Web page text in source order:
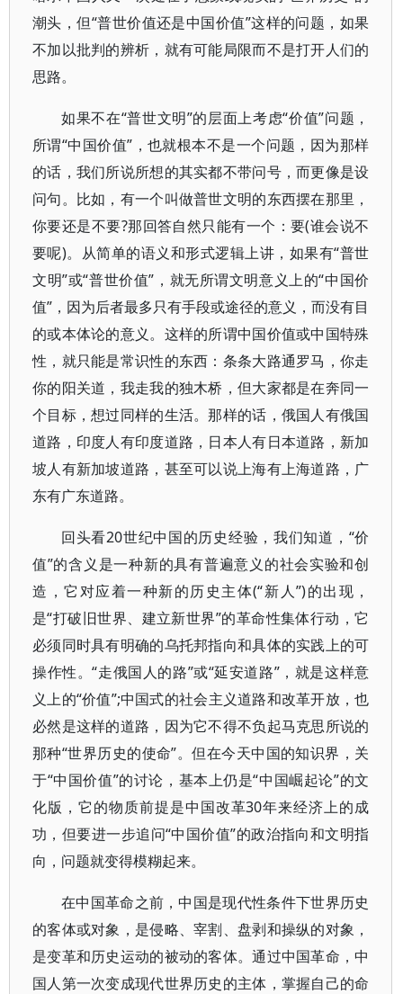
潮头，但“普世价值还是中国价值”这样的问题，如果
不加以批判的辨析，就有可能局限而不是打开人们的
思路。
如果不在“普世文明”的层面上考虑“价值”问题，
所谓“中国价值”，也就根本不是一个问题，因为那样
的话，我们所说所想的其实都不带问号，而更像是设
问句。比如，有一个叫做普世文明的东西摆在那里，
你要还是不要?那回答自然只能有一个：要(谁会说不
要呢)。从简单的语义和形式逻辑上讲，如果有“普世
文明”或“普世价值”，就无所谓文明意义上的“中国价
值”，因为后者最多只有手段或途径的意义，而没有目
的或本体论的意义。这样的所谓中国价值或中国特殊
性，就只能是常识性的东西：条条大路通罗马，你走
你的阳关道，我走我的独木桥，但大家都是在奔同一
个目标，想过同样的生活。那样的话，俄国人有俄国
道路，印度人有印度道路，日本人有日本道路，新加
坡人有新加坡道路，甚至可以说上海有上海道路，广
东有广东道路。
回头看20世纪中国的历史经验，我们知道，“价
值”的含义是一种新的具有普遍意义的社会实验和创
造，它对应着一种新的历史主体(“新人”)的出现，
是“打破旧世界、建立新世界”的革命性集体行动，它
必须同时具有明确的乌托邦指向和具体的实践上的可
操作性。“走俄国人的路”或“延安道路”，就是这样意
义上的“价值”;中国式的社会主义道路和改革开放，也
必然是这样的道路，因为它不得不负起马克思所说的
那种“世界历史的使命”。但在今天中国的知识界，关
于“中国价值”的讨论，基本上仍是“中国崛起论”的文
化版，它的物质前提是中国改革30年来经济上的成
功，但要进一步追问“中国价值”的政治指向和文明指
向，问题就变得模糊起来。
在中国革命之前，中国是现代性条件下世界历史
的客体或对象，是侵略、宰割、盘剥和操纵的对象，
是变革和历史运动的被动的客体。通过中国革命，中
国人第一次变成现代世界历史的主体，掌握自己的命